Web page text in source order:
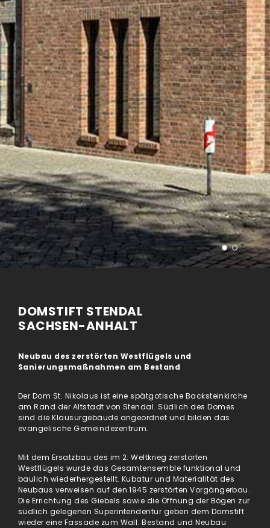
DOMSTIFT STENDAL
SACHSEN-ANHALT
Neubau des zerstörten Westflügels und
Sanierungsmaßnahmen am Bestand
Der Dom St. Nikolaus ist eine spätgotische Backsteinkirche
am Rand der Altstadt von Stendal. Südlich des Domes
sind die Klausurgebäude angeordnet und bilden das
evangelische Gemeindezentrum.
Mit dem Ersatzbau des im 2. Weltkrieg zerstörten
Westflügels wurde das Gesamtensemble funktional und
baulich wiederhergestellt. Kubatur und Materialität des
Neubaus verweisen auf den 1945 zerstörten Vorgängerbau.
Die Errichtung des Giebels sowie die Öffnung der Bögen zur
südlich gelegenen Superintendentur geben dem Domstift
wieder eine Fassade zum Wall. Bestand und Neubau